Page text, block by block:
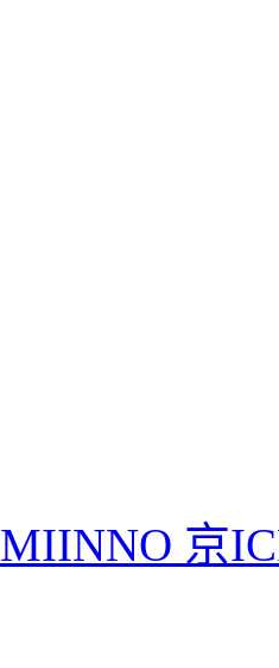
MIINNO 京